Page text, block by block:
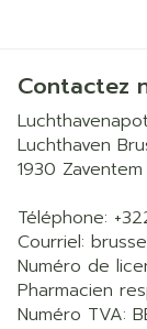
Contactez
Luchthaven
1930 Zaventem
Téléphone:
Courriel:
Numéro de
Pharmacien
Numéro TVA: